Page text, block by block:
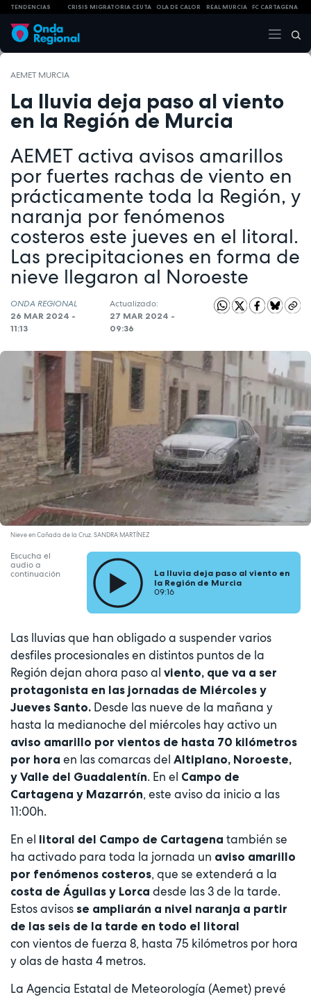
TENDENCIAS CRISIS MIGRATORIA CEUTA OLA DE CALOR REAL MURCIA FC CARTAGENA
AEMET MURCIA
La lluvia deja paso al viento
en la Región de Murcia
AEMET activa avisos amarillos
por fuertes rachas de viento en
prácticamente toda la Región, y
naranja por fenómenos
costeros este jueves en el litoral.
Las precipitaciones en forma de
nieve llegaron al Noroeste
ONDA REGIONAL
26 MAR 2024 -
11:13
Actualizado:
27 MAR 2024 -
09:36
Nieve en Cañada de la Cruz. SANDRA MARTÍNEZ
Escucha el
audio a
continuación
La lluvia deja paso al viento en
la Región de Murcia
09:16
Las lluvias que han obligado a suspender varios
desfiles procesionales en distintos puntos de la
Región dejan ahora paso al viento, que va a ser
protagonista en las jornadas de Miércoles y
Jueves Santo. Desde las nueve de la mañana y
hasta la medianoche del miércoles hay activo un
aviso amarillo por vientos de hasta 70 kilómetros
por hora en las comarcas del Altiplano, Noroeste,
y Valle del Guadalentín. En el Campo de
Cartagena y Mazarrón, este aviso da inicio a las
11:00h.
En el litoral del Campo de Cartagena también se
ha activado para toda la jornada un aviso amarillo
por fenómenos costeros, que se extenderá a la
costa de Águilas y Lorca desde las 3 de la tarde.
Estos avisos se ampliarán a nivel naranja a partir
de las seis de la tarde en todo el litoral
con vientos de fuerza 8, hasta 75 kilómetros por hora
y olas de hasta 4 metros.
La Agencia Estatal de Meteorología (Aemet) prevé